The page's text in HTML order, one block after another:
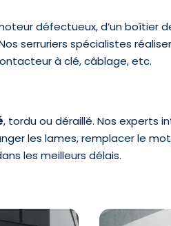
défectueux, d’un boîtier
serruriers spécialistes
à clé, câblage, etc.
, tordu ou déraillé. Nos experts
les lames, remplacer le
les meilleurs délais.